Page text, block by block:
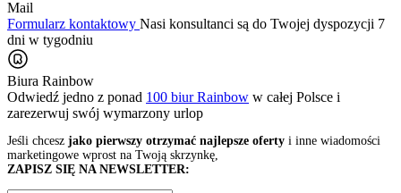
Mail
Formularz kontaktowy Nasi konsultanci są do Twojej dyspozycji 7
dni w tygodniu
Biura Rainbow
Odwiedź jedno z ponad 100 biur Rainbow w całej Polsce i
zarezerwuj swój wymarzony urlop
Jeśli chcesz jako pierwszy otrzymać najlepsze oferty i inne wiadomości
marketingowe wprost na Twoją skrzynkę,
ZAPISZ SIĘ NA NEWSLETTER: